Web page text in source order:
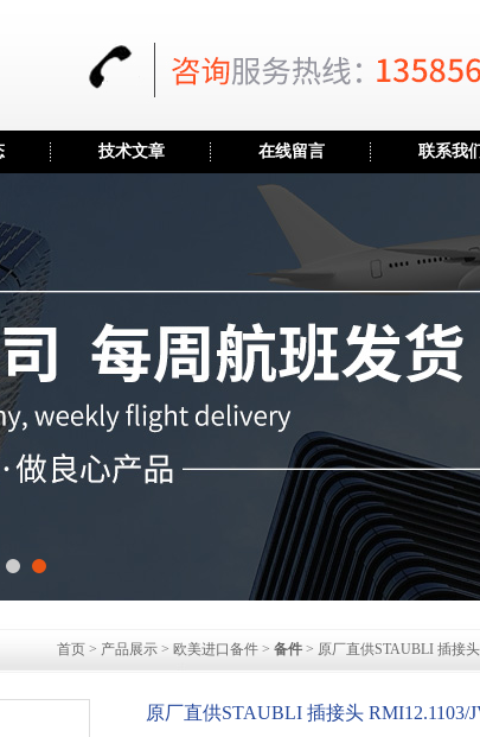
技术文章 在线留言 联系我
首页 > 产品展示 > 欧美进口备件 > 备件 > 原厂直供STAUBLI 插接
原厂直供STAUBLI 插接头 RMI12.1103/